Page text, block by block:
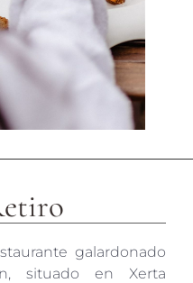
galardonado
situado en Xerta